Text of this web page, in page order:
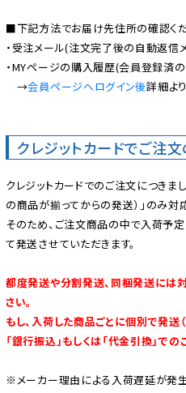
■下記方法でお届け先住所の確認くだ
・受注メール(注文完了後の自動返信
・MYページの購入履歴(会員登録済
→会員ページへログイン後詳細よ
クレジットカードでご注
クレジットカードでのご注文につきま
の商品が揃ってからの発送）」のみ対
そのため、ご注文商品の中で入荷予
て発送させていただきます。
都度発送や分割発送、同梱発送には
さい。
もし、入荷した商品ごとに個別で発送
「銀行振込」もしくは「代金引換」での
※メーカー理由による入荷遅延が発生